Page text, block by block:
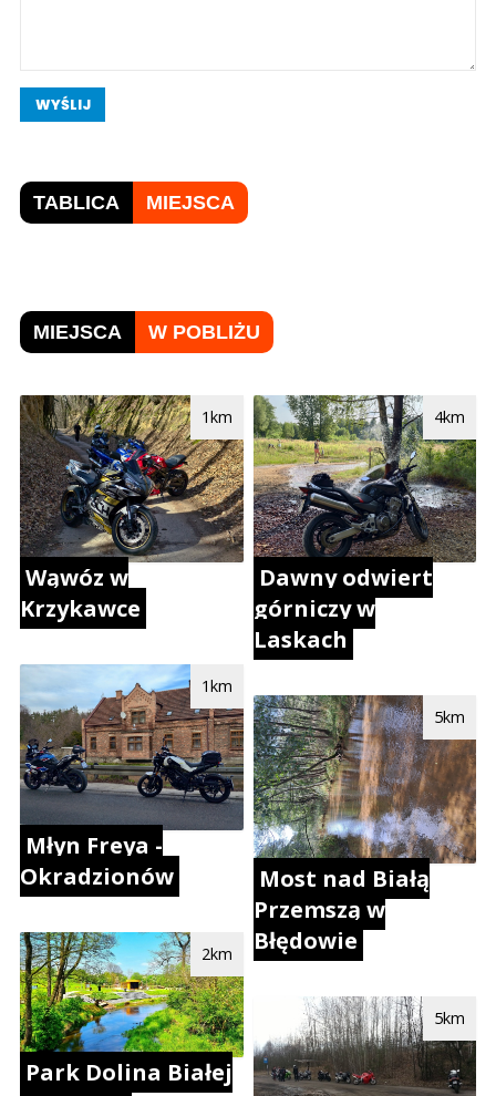
WYŚLIJ
TABLICA MIEJSCA
MIEJSCA W POBLIŻU
Wąwóz w
Krzykawce
1km
Młyn Freya -
Okradzionów
1km
Park Dolina Białej
2km
Dawny odwiert
górniczy w
Laskach
4km
Most nad Białą
Przemszą w
Błędowie
5km
5km